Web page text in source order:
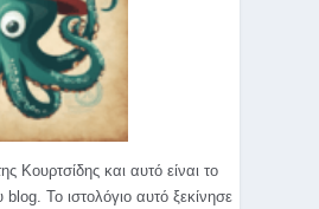
Κουρτσίδης και αυτό είναι το
Το ιστολόγιο αυτό ξεκίνησε